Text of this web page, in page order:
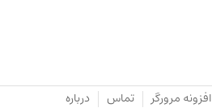
افزونه مرورگر تماس درباره